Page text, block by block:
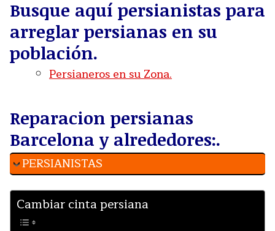
Busque aquí persianistas para
arreglar persianas en su
población.
Persianeros en su Zona.
Reparacion persianas
Barcelona y alrededores:.
PERSIANISTAS
Cambiar cinta persiana